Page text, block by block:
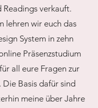
Readings verkauft.
lehren wir euch das
System in zehn
Präsenzstudium
all eure Fragen zur
Die Basis dafür sind
meine über Jahre